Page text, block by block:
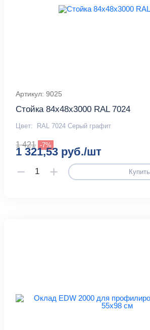
Артикул: 9025
Стойка 84х48х3000 RAL 7024
Цвет: RAL 7024 Серый графит
1 421 -7%
1 321,53 руб./шт
Купить